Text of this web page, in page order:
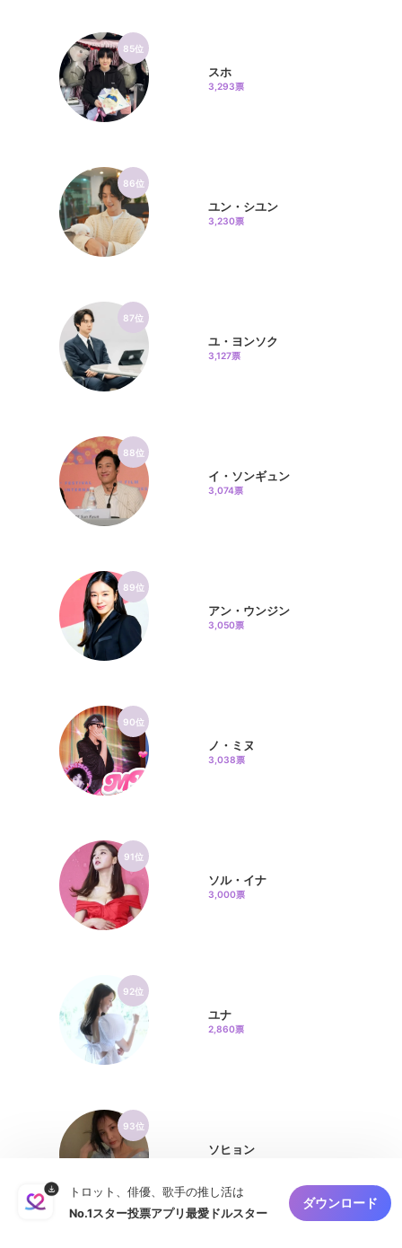
85位
スホ
3,293票
86位
ユン・シユン
3,230票
87位
ユ・ヨンソク
3,127票
88位
イ・ソンギュン
3,074票
89位
アン・ウンジン
3,050票
90位
ノ・ミヌ
3,038票
91位
ソル・イナ
3,000票
92位
ユナ
2,860票
93位
ソヒョン
トロット、俳優、歌手の推し活は
No.1スター投票アプリ最愛ドルスター
ダウンロード